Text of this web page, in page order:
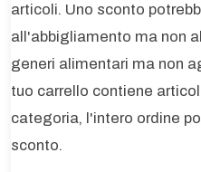
articoli. Uno sconto
all'abbigliamento ma non
generi alimentari ma non
tuo carrello contiene
categoria, l'intero ordine
sconto.